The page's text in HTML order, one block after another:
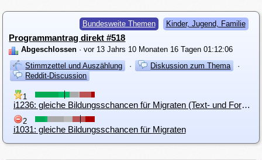
Bundesweite Themen Kinder, Jugend, Familie
Programmantrag direkt #518
Abgeschlossen · vor 13 Jahrs 10 Monaten 16 Tagen 01:12:06
Stimmzettel und Auszählung
· Diskussion zum Thema
·
Reddit-Discussion
1
i1236: gleiche Bildungsschancen für Migraten (Text- und Formatierungsverbesserung)
2
i1031: gleiche Bildungsschancen für Migraten